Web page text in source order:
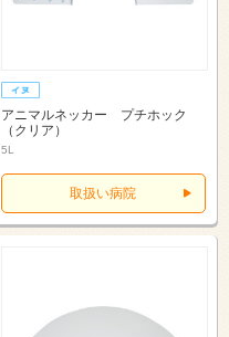
アニマルネッカー プチホック
（クリア）
5L
取扱い病院